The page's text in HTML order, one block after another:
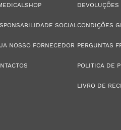
SOCIAL
NOSSO FORNECEDOR
DEVOLUÇÕES
CONDIÇÕES
PERGUNTAS
POLITICA DE
LIVRO DE